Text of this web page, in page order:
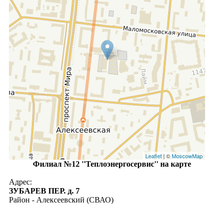
Leaflet| ©MoscowMap
Филиал №12 ''Теплоэнергосервис'' на карте
Адрес:
ЗУБАРЕВ ПЕР. д. 7
Район - Алексеевский (СВАО)